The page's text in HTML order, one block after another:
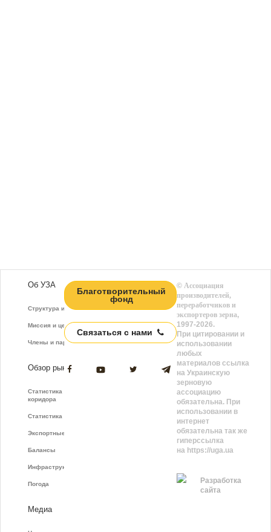
Об УЗА
Структура и функции
Миссия и цели
Члены и партнёры
Обзор рынка
Статистика зернового
коридора
Статистика фрахта
Экспортные показатели
Балансы
Инфраструктура
Погода
Медиа
Благотворительный
фонд
Связаться с нами
©Ассоциация
производителей,
переработчиков и
экспортеров зерна,
1997-2026.
При цитировании и
использовании
любых
материалов ссылка
на Украинскую
зерновую
ассоциацию
обязательна. При
использовании в
интернет
обязательна так же
гиперссылка
на https://uga.ua
Разработка
сайта